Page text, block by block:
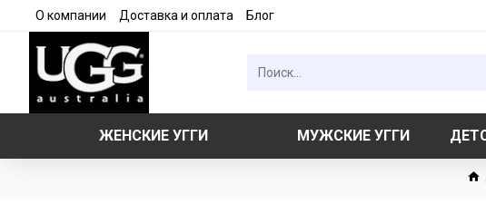
О компании Доставка и оплата Блог
ЖЕНСКИЕ УГГИ МУЖСКИЕ УГГИ